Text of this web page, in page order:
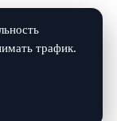
трафик.